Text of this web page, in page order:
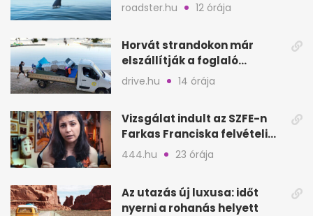
roadster.hu 12 órája
Horvát strandokon már
elszállítják a foglaló
törölközőket is
drive.hu 14 órája
Vizsgálat indult az SZFE-n
Farkas Franciska felvételi
videója után
444.hu 23 órája
Az utazás új luxusa: időt
nyerni a rohanás helyett